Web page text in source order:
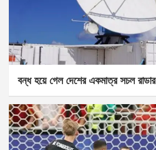
বন্ধ হয়ে গেল দেশের একমাত্র সচল রাডার